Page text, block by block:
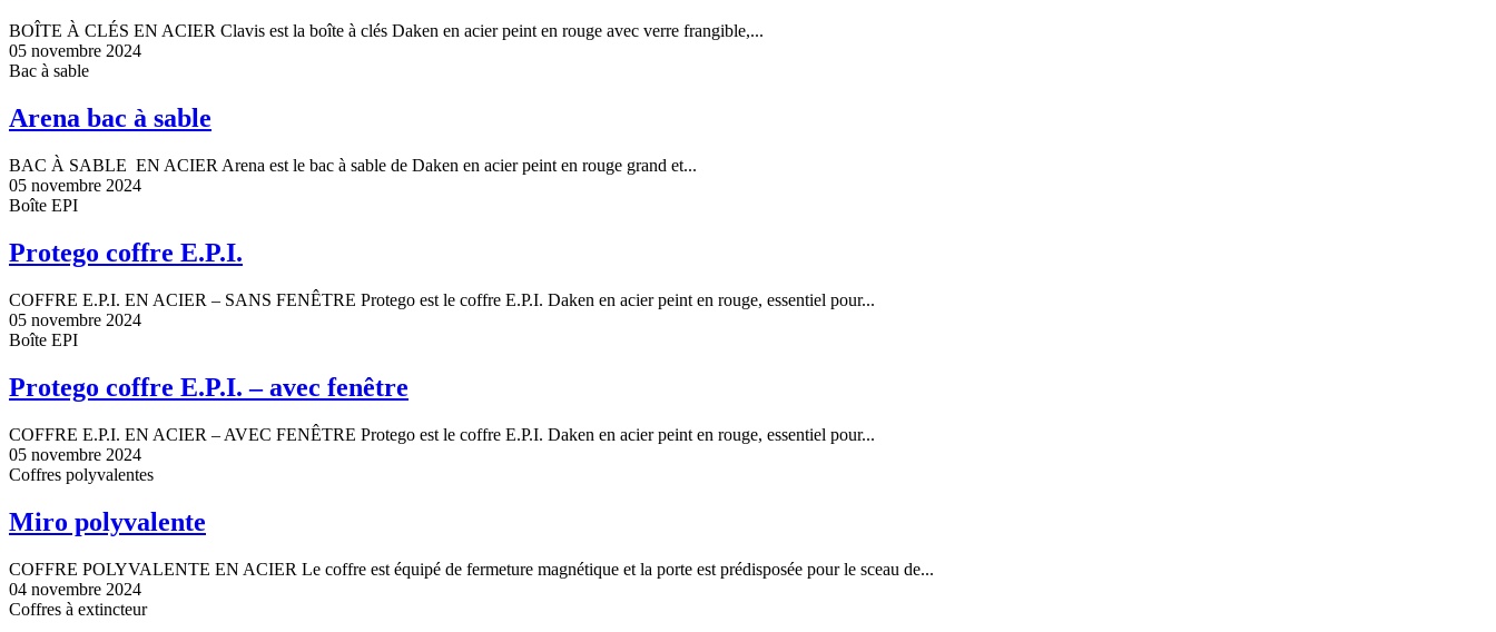
BOÎTE À CLÉS EN ACIER Clavis est la boîte à clés Daken en acier peint en rouge avec verre frangible,...
05 novembre 2024
Bac à sable
Arena bac à sable
BAC À SABLE EN ACIER Arena est le bac à sable de Daken en acier peint en rouge grand et...
05 novembre 2024
Boîte EPI
Protego coffre E.P.I.
COFFRE E.P.I. EN ACIER – SANS FENÊTRE Protego est le coffre E.P.I. Daken en acier peint en rouge, essentiel pour...
05 novembre 2024
Boîte EPI
Protego coffre E.P.I. – avec fenêtre
COFFRE E.P.I. EN ACIER – AVEC FENÊTRE Protego est le coffre E.P.I. Daken en acier peint en rouge, essentiel pour...
05 novembre 2024
Coffres polyvalentes
Miro polyvalente
COFFRE POLYVALENTE EN ACIER Le coffre est équipé de fermeture magnétique et la porte est prédisposée pour le sceau de...
04 novembre 2024
Coffres à extincteur